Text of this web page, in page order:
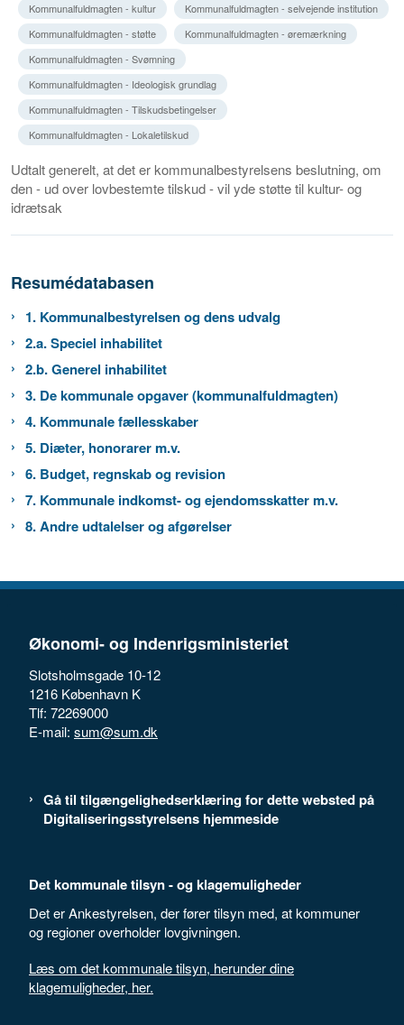
Kommunalfuldmagten - kultur
Kommunalfuldmagten - selvejende institution
Kommunalfuldmagten - støtte
Kommunalfuldmagten - øremærkning
Kommunalfuldmagten - Svømning
Kommunalfuldmagten - Ideologisk grundlag
Kommunalfuldmagten - Tilskudsbetingelser
Kommunalfuldmagten - Lokaletilskud
Udtalt generelt, at det er kommunalbestyrelsens beslutning, om
den - ud over lovbestemte tilskud - vil yde støtte til kultur- og
idrætsak
Resumédatabasen
1. Kommunalbestyrelsen og dens udvalg
2.a. Speciel inhabilitet
2.b. Generel inhabilitet
3. De kommunale opgaver (kommunalfuldmagten)
4. Kommunale fællesskaber
5. Diæter, honorarer m.v.
6. Budget, regnskab og revision
7. Kommunale indkomst- og ejendomsskatter m.v.
8. Andre udtalelser og afgørelser
Økonomi- og Indenrigsministeriet
Slotsholmsgade 10-12
1216 København K
Tlf: 72269000
E-mail: sum@sum.dk
Gå til tilgængelighedserklæring for dette websted på
Digitaliseringsstyrelsens hjemmeside
Det kommunale tilsyn - og klagemuligheder
Det er Ankestyrelsen, der fører tilsyn med, at kommuner
og regioner overholder lovgivningen.
Læs om det kommunale tilsyn, herunder dine
klagemuligheder, her.